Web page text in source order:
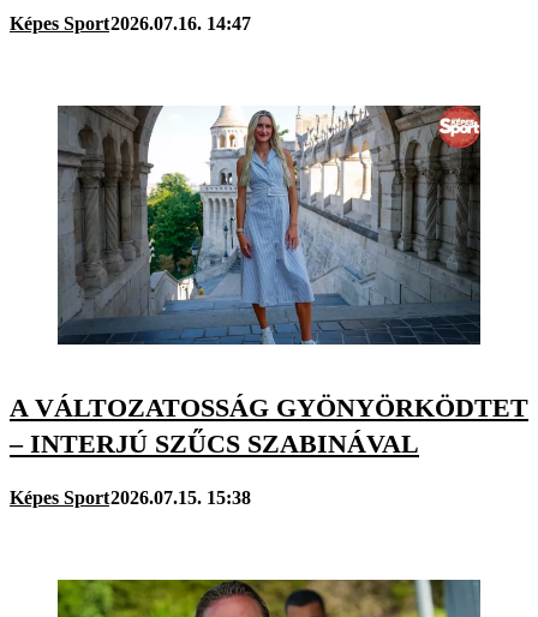
Képes Sport2026.07.16. 14:47
A VÁLTOZATOSSÁG GYÖNYÖRKÖDTET
– INTERJÚ SZŰCS SZABINÁVAL
Képes Sport2026.07.15. 15:38